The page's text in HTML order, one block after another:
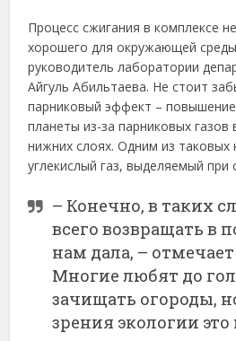
Процесс сжигания в комплексе
хорошего для окружающей
руководитель лаборатории
Айгуль Абильтаева. Не стоит
парниковый эффект –
планеты из-за парниковых
нижних слоях. Одним из таковых
углекислый газ, выделяемый при
– Конечно, в таких
всего возвращать в
нам дала, –
Многие любят до
зачищать огороды,
зрения экологии